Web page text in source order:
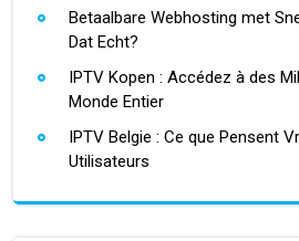
Betaalbare Webhosting met
Dat Echt?
IPTV Kopen : Accédez à des
Monde Entier
IPTV Belgie : Ce que Pensent
Utilisateurs